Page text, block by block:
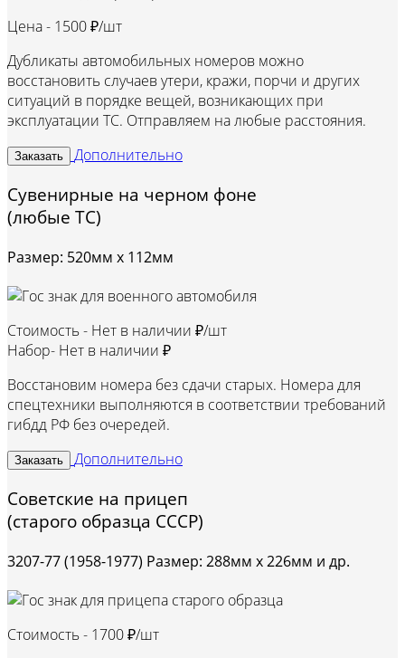
Цена - 1500 ₽/шт
Дубликаты автомобильных номеров можно
восстановить случаев утери, кражи, порчи и других
ситуаций в порядке вещей, возникающих при
эксплуатации ТС. Отправляем на любые расстояния.
Заказать Дополнительно
Сувенирные на черном фоне
(любые ТС)
Размер: 520мм х 112мм
Стоимость - Нет в наличии ₽/шт
Набор- Нет в наличии ₽
Восстановим номера без сдачи старых. Номера для
спецтехники выполняются в соответствии требований
гибдд РФ без очередей.
Заказать Дополнительно
Советские на прицеп
(старого образца СССР)
3207-77 (1958-1977) Размер: 288мм х 226мм и др.
Стоимость - 1700 ₽/шт